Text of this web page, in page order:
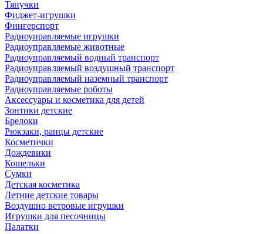
Тянучки
Фиджет-игрушки
Фингерспорт
Радиоуправляемые игрушки
Радиоуправляемые животные
Радиоуправляемый водный транспорт
Радиоуправляемый воздушный транспорт
Радиоуправляемый наземный транспорт
Радиоуправляемые роботы
Аксессуары и косметика для детей
Зонтики детские
Брелоки
Рюкзаки, ранцы детские
Косметички
Дождевики
Кошельки
Сумки
Детская косметика
Летние детские товары
Воздушно ветровые игрушки
Игрушки для песочницы
Палатки